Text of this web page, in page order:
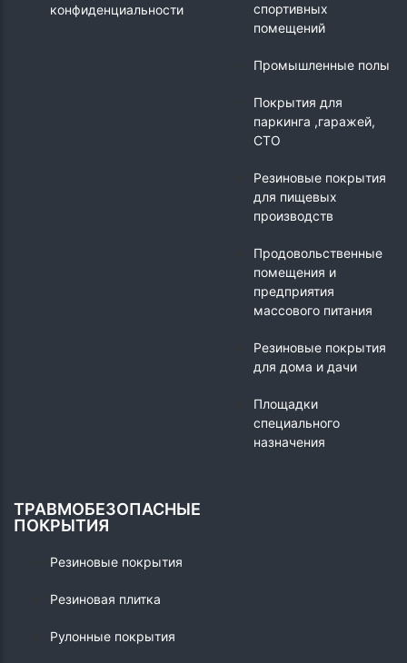
конфиденциальности
спортивных
помещений
Промышленные полы
Покрытия для
паркинга ,гаражей,
СТО
Резиновые покрытия
для пищевых
производств
Продовольственные
помещения и
предприятия
массового питания
Резиновые покрытия
для дома и дачи
Площадки
специального
назначения
ТРАВМОБЕЗОПАСНЫЕ
ПОКРЫТИЯ
Резиновые покрытия
Резиновая плитка
Рулонные покрытия